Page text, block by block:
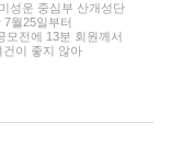
성운 중심부 산개성단
월25일부터
모전에 13분 회원께서
건이 좋지 않아